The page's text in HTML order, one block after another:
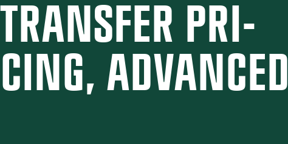
TRANS­FER PRI­
CING, AD­VAN­CED